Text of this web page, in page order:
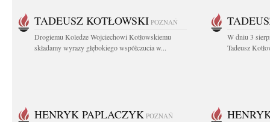
TADEUSZ KOTŁOWSKI POZNAŃ
Drogiemu Koledze Wojciechowi Kotłowskiemu
składamy wyrazy głębokiego współczucia w...
W dniu 3
Tadeusz
HENRYK PAPLACZYK POZNAŃ